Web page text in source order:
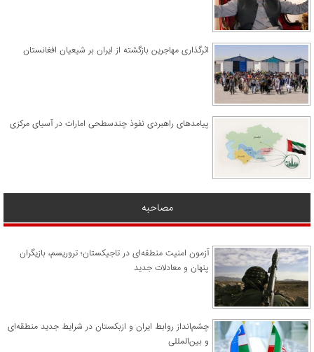
اثرگذاری مهاجرین بازگشته از ایران بر شیعیان افغانستان
پیامدهای راهبردی نفوذ چندسطحی امارات در آسیای مرکزی
مصاحبه
آزمون امنیت منطقه‌ای در تاجیکستان؛ تروریسم، بازیگران
پنهان و معادلات جدید
چشم‌انداز روابط ایران و ازبکستان در شرایط جدید منطقه‌ای
و بین‌المللی